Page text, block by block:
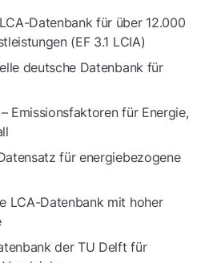
Datenbank für über 12.000
(EF 3.1 LCIA)
deutsche Datenbank für
– Emissionsfaktoren für Energie,
für energiebezogene
LCA-Datenbank mit hoher
der TU Delft für